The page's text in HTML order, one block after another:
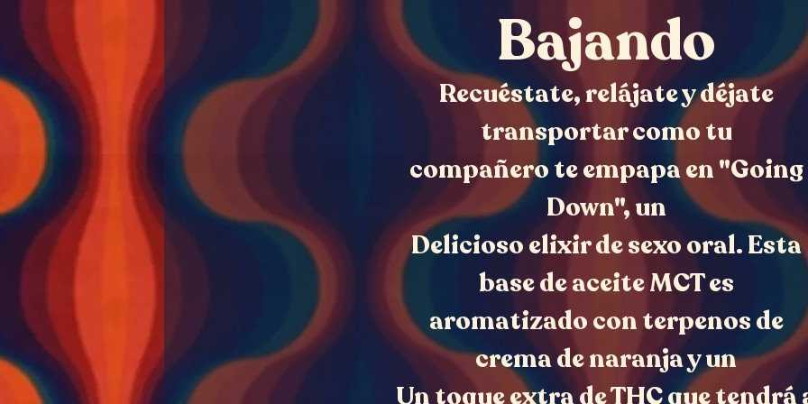
Bajando
Recuéstate, relájate y déjate
transportar como tu
compañero te empapa en "Going
Down", un
Delicioso elixir de sexo oral. Esta
base de aceite MCT es
aromatizado con terpenos de
crema de naranja y un
Un toque extra de THC que tendrá